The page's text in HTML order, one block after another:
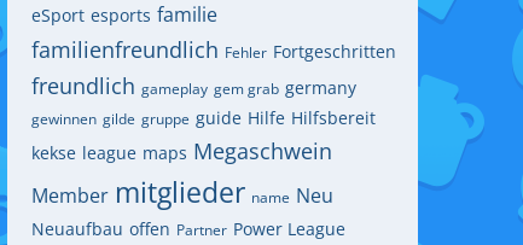
eSport esports familie
familienfreundlich Fehler Fortgeschritten
freundlich gameplay gem grab germany
gewinnen gilde gruppe guide Hilfe Hilfsbereit
kekse league maps Megaschwein
Member mitglieder name Neu
Neuaufbau offen Partner Power League